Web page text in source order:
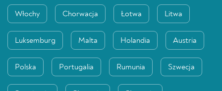
Włochy Chorwacja Łotwa Litwa
Luksemburg Malta Holandia Austria
Polska Portugalia Rumunia Szwecja